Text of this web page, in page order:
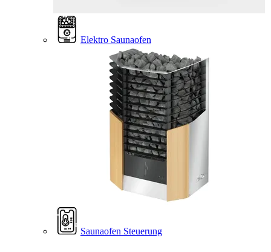
Elektro Saunaofen
Saunaofen Steuerung